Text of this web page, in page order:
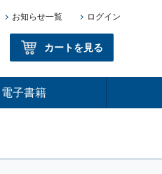
お知らせ一覧 ログイン
カートを見る
電子書籍